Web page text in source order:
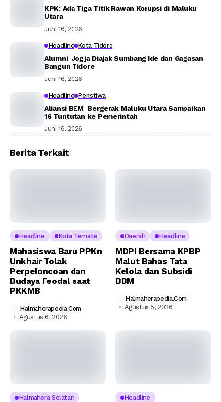
KPK: Ada Tiga Titik Rawan Korupsi di Maluku
Utara
Juni 16, 2026
Headline Kota Tidore
Alumni Jogja Diajak Sumbang Ide dan Gagasan
Bangun Tidore
Juni 16, 2026
Headline Peristiwa
Aliansi BEM Bergerak Maluku Utara Sampaikan
16 Tuntutan ke Pemerintah
Juni 16, 2026
Berita Terkait
Headline Kota Ternate
Mahasiswa Baru PPKn
Unkhair Tolak
Perpeloncoan dan
Budaya Feodal saat
PKKMB
Halmaherapedia.com
Agustus 6, 2026
Daerah Headline
MDPI Bersama KPBP
Malut Bahas Tata
Kelola dan Subsidi
BBM
Halmaherapedia.com
Agustus 5, 2026
Halmahera Selatan
Headline